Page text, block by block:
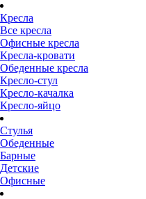
Кресла
Все кресла
Офисные кресла
Кресла-кровати
Обеденные кресла
Кресло-стул
Кресло-качалка
Кресло-яйцо
Стулья
Обеденные
Барные
Детские
Офисные